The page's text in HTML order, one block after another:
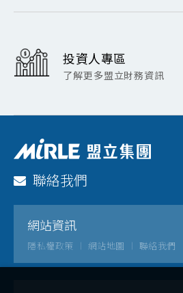
投資人專區
了解更多盟立財務資訊
聯絡我們
網站資訊
隱私權政策 網站地圖 聯絡我們